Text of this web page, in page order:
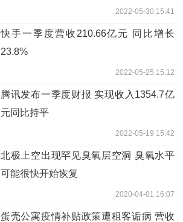
2022-05-30 15:41
快手一季度营收210.66亿元 同比增长
23.8%
2022-05-25 15:12
腾讯发布一季度财报 实现收入1354.7亿
元同比持平
2022-05-19 15:42
北极上空出现罕见臭氧层空洞 臭氧水平
可能很快开始恢复
2020-04-01 16:07
蛋壳公寓疫情补贴政策遭租客诟病 营收